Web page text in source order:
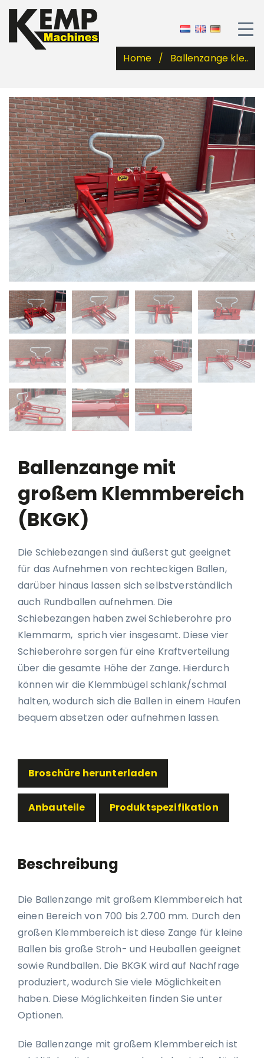
Home Ballenzange kle..
Ballenzange mit
großem Klemmbereich
(BKGK)
Die Schiebezangen sind äußerst gut geeignet
für das Aufnehmen von rechteckigen Ballen,
darüber hinaus lassen sich selbstverständlich
auch Rundballen aufnehmen. Die
Schiebezangen haben zwei Schieberohre pro
Klemmarm, sprich vier insgesamt. Diese vier
Schieberohre sorgen für eine Kraftverteilung
über die gesamte Höhe der Zange. Hierdurch
können wir die Klemmbügel schlank/schmal
halten, wodurch sich die Ballen in einem Haufen
bequem absetzen oder aufnehmen lassen.
Broschüre herunterladen
Anbauteile Produktspezifikation
Beschreibung
Die Ballenzange mit großem Klemmbereich hat
einen Bereich von 700 bis 2.700 mm. Durch den
großen Klemmbereich ist diese Zange für kleine
Ballen bis große Stroh- und Heuballen geeignet
sowie Rundballen. Die BKGK wird auf Nachfrage
produziert, wodurch Sie viele Möglichkeiten
haben. Diese Möglichkeiten finden Sie unter
Optionen.
Die Ballenzange mit großem Klemmbereich ist